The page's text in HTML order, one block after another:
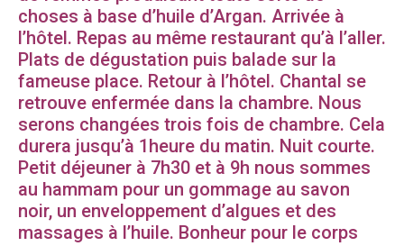
choses à base d’huile d’Argan. Arrivée à
l’hôtel. Repas au même restaurant qu’à l’aller.
Plats de dégustation puis balade sur la
fameuse place. Retour à l’hôtel. Chantal se
retrouve enfermée dans la chambre. Nous
serons changées trois fois de chambre. Cela
durera jusqu’à 1heure du matin. Nuit courte.
Petit déjeuner à 7h30 et à 9h nous sommes
au hammam pour un gommage au savon
noir, un enveloppement d’algues et des
massages à l’huile. Bonheur pour le corps